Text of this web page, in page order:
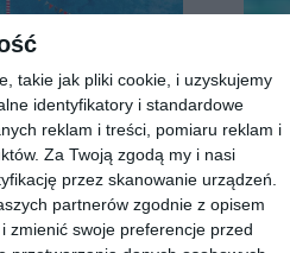
takie jak pliki cookie, i uzyskujemy
identyfikatory i standardowe
reklam i treści, pomiaru reklam i
Za Twoją zgodą my i nasi
przez skanowanie urządzeń.
partnerów zgodnie z opisem
zmienić swoje preferencje przed
[ książka ]
gagatek. Czytam
sobie. Poziom 1
Rafał Witek